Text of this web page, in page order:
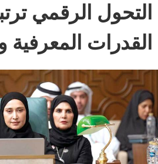
التحول الرقمي
القدرات المعرفية